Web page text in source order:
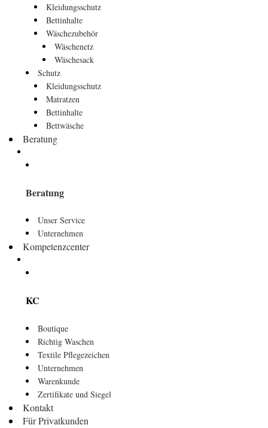
Kleidungsschutz
Bettinhalte
Wäschezubehör
Wäschenetz
Wäschesack
Schutz
Kleidungsschutz
Matratzen
Bettinhalte
Bettwäsche
Beratung
Beratung
Unser Service
Unternehmen
Kompetenzcenter
KC
Boutique
Richtig Waschen
Textile Pflegezeichen
Unternehmen
Warenkunde
Zertifikate und Siegel
Kontakt
Für Privatkunden